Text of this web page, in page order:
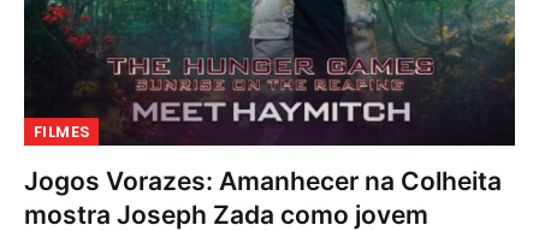
FILMES
Jogos Vorazes: Amanhecer na Colheita
mostra Joseph Zada como jovem